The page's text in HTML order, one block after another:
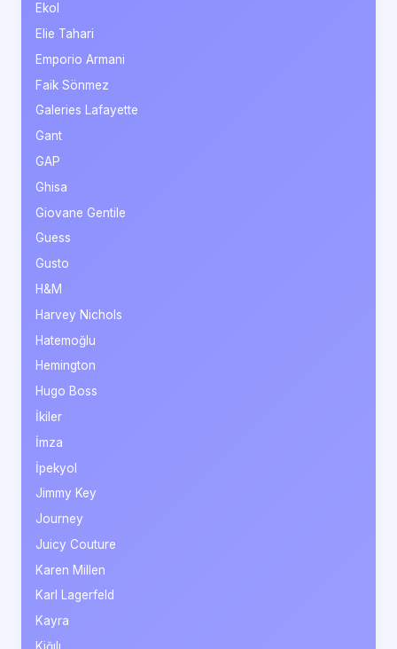
Ekol
Elie Tahari
Emporio Armani
Faik Sönmez
Galeries Lafayette
Gant
GAP
Ghisa
Giovane Gentile
Guess
Gusto
H&M
Harvey Nichols
Hatemoğlu
Hemington
Hugo Boss
İkiler
İmza
İpekyol
Jimmy Key
Journey
Juicy Couture
Karen Millen
Karl Lagerfeld
Kayra